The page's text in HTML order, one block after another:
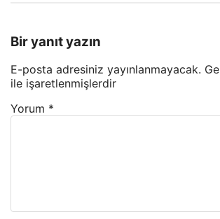
Bir yanıt yazın
E-posta adresiniz yayınlanmayacak.
ile işaretlenmişlerdir
Yorum *